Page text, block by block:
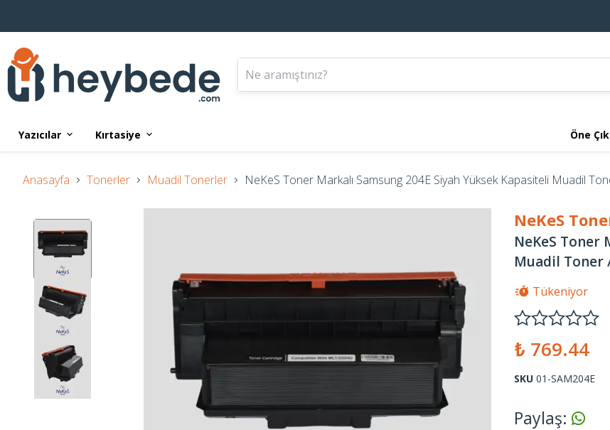
Yazıcılar Kırtasiye Öne
Anasayfa Tonerler Muadil Tonerler NeKeS Toner Markalı Samsung 204E Siyah Yüksek Kapasiteli Muadil
NeKeS
NeKeS Toner
Muadil Toner
Tükeniyor
₺ 769.44
SKU 01-SAM204E
Paylaş: